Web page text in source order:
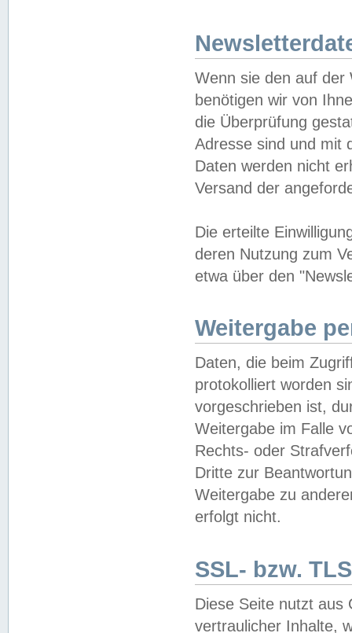
Wenn sie den auf der
benötigen wir von
die Überprüfung
Adresse sind und mit
Daten werden nicht
Versand der
Die erteilte
deren Nutzung zum
etwa über den
Weitergabe
Daten, die beim
protokolliert worden
vorgeschrieben ist,
Weitergabe im Falle
Rechts- oder
Dritte zur
Weitergabe zu
erfolgt nicht.
SSL- bzw.
Diese Seite nutzt aus
vertraulicher Inhalte,